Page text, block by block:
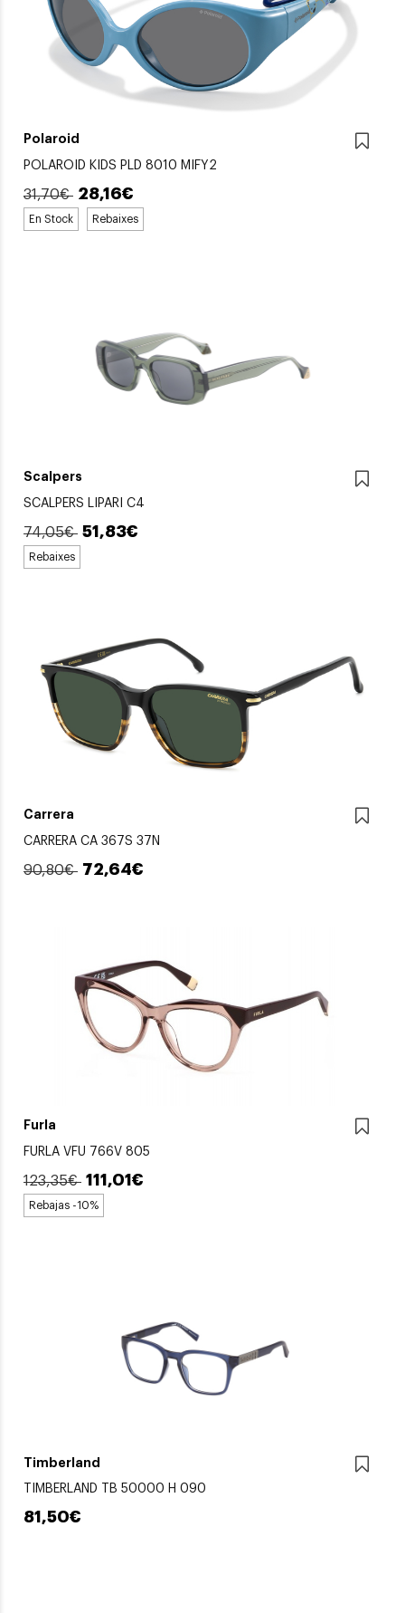
Polaroid
POLAROID KIDS PLD 8010 MIFY2
31,70€ 28,16€
En Stock Rebaixes
Scalpers
SCALPERS LIPARI C4
74,05€ 51,83€
Rebaixes
Carrera
CARRERA CA 367S 37N
90,80€ 72,64€
Furla
FURLA VFU 766V 805
123,35€ 111,01€
Rebajas -10%
Timberland
TIMBERLAND TB 50000 H 090
81,50€